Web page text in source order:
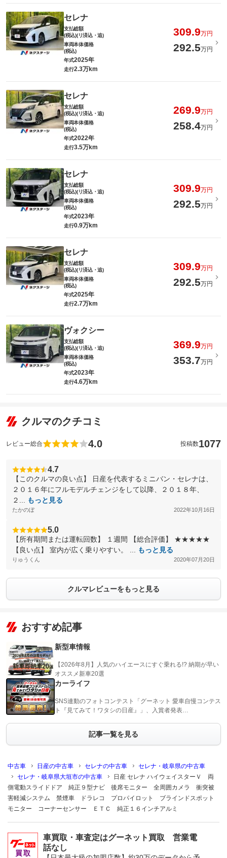
セレナ
支払総額
(税込)(リ済込・追)
309.9万円
車両本体価格
(税込)
292.5万円
年式2025年
走行2.3万km
セレナ
支払総額
(税込)(リ済込・追)
269.9万円
車両本体価格
(税込)
258.4万円
年式2022年
走行3.5万km
セレナ
支払総額
(税込)(リ済込・追)
309.9万円
車両本体価格
(税込)
292.5万円
年式2023年
走行0.9万km
セレナ
支払総額
(税込)(リ済込・追)
309.9万円
車両本体価格
(税込)
292.5万円
年式2025年
走行2.7万km
ヴォクシー
支払総額
(税込)(リ済込・追)
369.9万円
車両本体価格
(税込)
353.7万円
年式2023年
走行4.6万km
クルマのクチコミ
レビュー総合 4.0 投稿数1077
4.7
【このクルマの良い点】 日産を代表するミニバン・セレナは、
２０１６年にフルモデルチェンジをして以降、２０１８年、
２...
もっと見る
たかのぼ 2022年10月16日
5.0
【所有期間または運転回数】 １週間 【総合評価】 ★★★★★
【良い点】 室内が広く乗りやすい。 ...
もっと見る
りゅうくん 2020年07月20日
クルマレビューをもっと見る
おすすめ記事
新型車情報
【2026年8月】人気のハイエースにすぐ乗れる!? 納期が早い
オススメ新車20選
カーライフ
SNS連動のフォトコンテスト「グーネット 愛車自慢コンテス
ト『見てみて！ワタシの日産』」、入賞者発表…
記事一覧を見る
中古車 日産の中古車 セレナの中古車
セレナ・岐阜県の中古車
セレナ・岐阜県大垣市の中古車
日産 セレナ ハイウェイスターＶ 両
側電動スライドドア 純正９型ナビ 後席モニター 全周囲カメラ 衝突被
害軽減システム 禁煙車 ドラレコ プロパイロット ブラインドスポット
モニター コーナーセンサー ＥＴＣ 純正１６インチアルミ
車買取・車査定はグーネット買取 営業電
話なし